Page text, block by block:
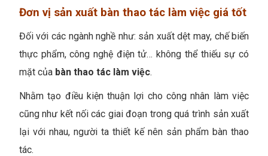
Đơn vị sản xuất bàn thao tác làm việc giá tốt
Đối với các ngành nghề như: sản xuất dệt may, chế biến
thực phẩm, công nghệ điện tử… không thể thiếu sự có
mặt của bàn thao tác làm việc.
Nhằm tạo điều kiện thuận lợi cho công nhân làm việc
cũng như kết nối các giai đoạn trong quá trình sản xuất
lại với nhau, người ta thiết kế nên sản phẩm bàn thao
tác.